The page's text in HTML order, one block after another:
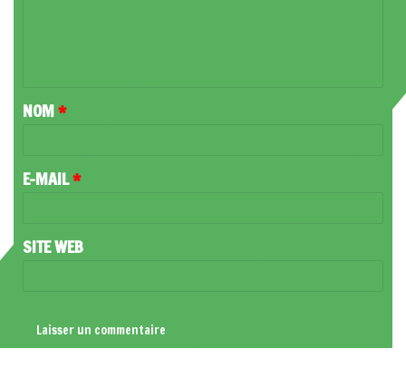
A
R
NOM*
E-MAIL*
SITE WEB